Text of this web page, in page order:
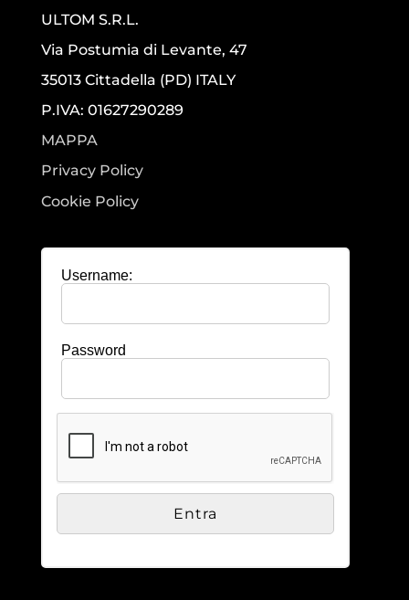
ULTOM S.R.L.
Via Postumia di Levante, 47
35013 Cittadella (PD) ITALY
P.IVA: 01627290289
MAPPA
Privacy Policy
Cookie Policy
Username:
Password